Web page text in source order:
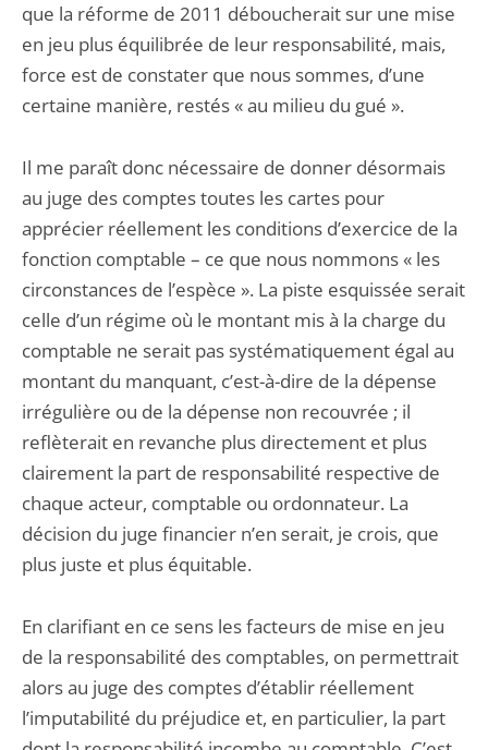
que la réforme de 2011 déboucherait sur une mise
en jeu plus équilibrée de leur responsabilité, mais,
force est de constater que nous sommes, d’une
certaine manière, restés « au milieu du gué ».
Il me paraît donc nécessaire de donner désormais
au juge des comptes toutes les cartes pour
apprécier réellement les conditions d’exercice de la
fonction comptable – ce que nous nommons « les
circonstances de l’espèce ». La piste esquissée serait
celle d’un régime où le montant mis à la charge du
comptable ne serait pas systématiquement égal au
montant du manquant, c’est-à-dire de la dépense
irrégulière ou de la dépense non recouvrée ; il
reflèterait en revanche plus directement et plus
clairement la part de responsabilité respective de
chaque acteur, comptable ou ordonnateur. La
décision du juge financier n’en serait, je crois, que
plus juste et plus équitable.
En clarifiant en ce sens les facteurs de mise en jeu
de la responsabilité des comptables, on permettrait
alors au juge des comptes d’établir réellement
l’imputabilité du préjudice et, en particulier, la part